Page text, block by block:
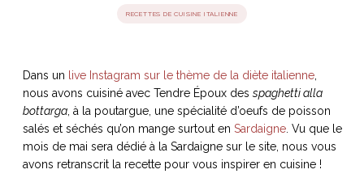
RECETTES DE CUISINE ITALIENNE
Dans un live Instagram sur le thème de la diète italienne,
nous avons cuisiné avec Tendre Époux des spaghetti alla
bottarga, à la poutargue, une spécialité d’oeufs de poisson
salés et séchés qu’on mange surtout en Sardaigne. Vu que le
mois de mai sera dédié à la Sardaigne sur le site, nous vous
avons retranscrit la recette pour vous inspirer en cuisine !